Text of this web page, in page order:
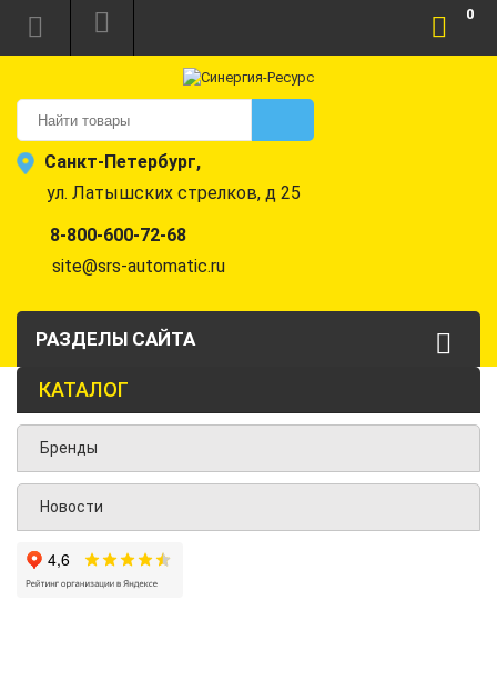
Санкт-Петербург,
ул. Латышских стрелков, д 25
8-800-600-72-68
site@srs-automatic.ru
0
РАЗДЕЛЫ САЙТА
КАТАЛОГ
Бренды
Новости